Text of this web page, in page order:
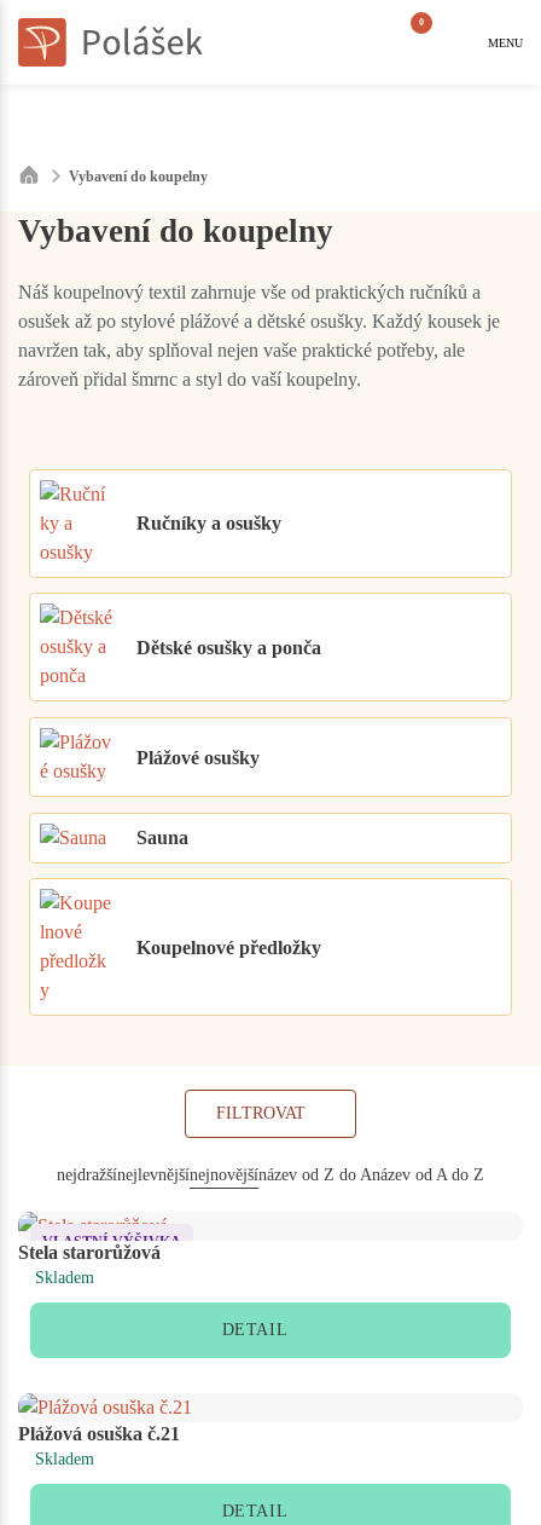
0
MENU
Vybavení do koupelny
Vybavení do koupelny
Náš koupelnový textil zahrnuje vše od praktických ručníků a
osušek až po stylové plážové a dětské osušky. Každý kousek je
navržen tak, aby splňoval nejen vaše praktické potřeby, ale
zároveň přidal šmrnc a styl do vaší koupelny.
Ručníky a osušky
Dětské osušky a ponča
Plážové osušky
Sauna
Koupelnové předložky
FILTROVAT
nejdražšínejlevnějšínejnovějšínázev od Z do Anázev od A do Z
VLASTNÍ VÝŠIVKA
Stela starorůžová
Skladem
DETAIL
Plážová osuška č.21
Skladem
DETAIL